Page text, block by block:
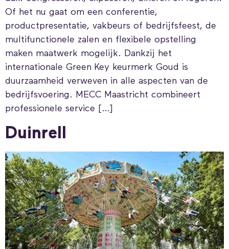
Of het nu gaat om een conferentie,
productpresentatie, vakbeurs of bedrijfsfeest, de
multifunctionele zalen en flexibele opstelling
maken maatwerk mogelijk. Dankzij het
internationale Green Key keurmerk Goud is
duurzaamheid verweven in alle aspecten van de
bedrijfsvoering. MECC Maastricht combineert
professionele service […]
Duinrell